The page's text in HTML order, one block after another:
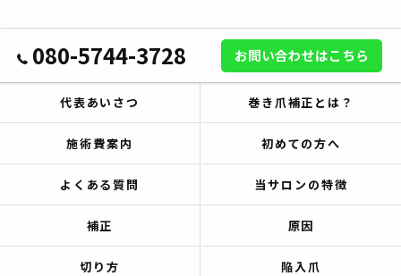
080-5744-3728 お問い合わせはこちら
代表あいさつ 巻き爪補正とは？
施術費案内 初めての方へ
よくある質問 当サロンの特徴
補正 原因
切り方 陥入爪